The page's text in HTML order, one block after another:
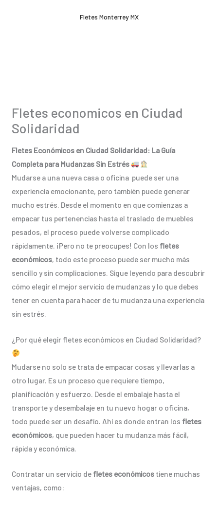
Fletes Monterrey MX
Fletes economicos en Ciudad
Solidaridad
Fletes Económicos en Ciudad Solidaridad: La Guía
Completa para Mudanzas Sin Estrés
Mudarse a una nueva casa o oficina puede ser una
experiencia emocionante, pero también puede generar
mucho estrés. Desde el momento en que comienzas a
empacar tus pertenencias hasta el traslado de muebles
pesados, el proceso puede volverse complicado
rápidamente. ¡Pero no te preocupes! Con los fletes
económicos, todo este proceso puede ser mucho más
sencillo y sin complicaciones. Sigue leyendo para descubrir
cómo elegir el mejor servicio de mudanzas y lo que debes
tener en cuenta para hacer de tu mudanza una experiencia
sin estrés.
¿Por qué elegir fletes económicos en Ciudad Solidaridad?
Mudarse no solo se trata de empacar cosas y llevarlas a
otro lugar. Es un proceso que requiere tiempo,
planificación y esfuerzo. Desde el embalaje hasta el
transporte y desembalaje en tu nuevo hogar o oficina,
todo puede ser un desafío. Ahí es donde entran los fletes
económicos, que pueden hacer tu mudanza más fácil,
rápida y económica.
Contratar un servicio de fletes económicos tiene muchas
ventajas, como: